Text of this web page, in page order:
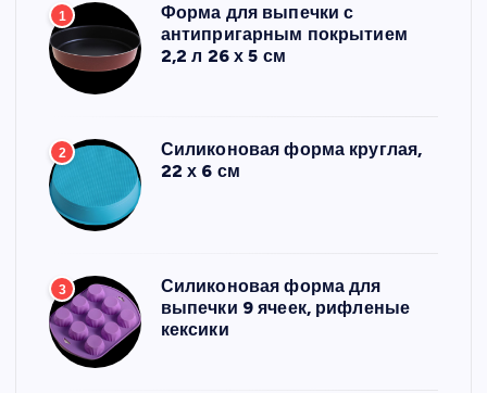
1
Форма для выпечки с
антипригарным покрытием
2,2 л 26 х 5 см
2
Силиконовая форма круглая,
22 х 6 см
3
Силиконовая форма для
выпечки 9 ячеек, рифленые
кексики